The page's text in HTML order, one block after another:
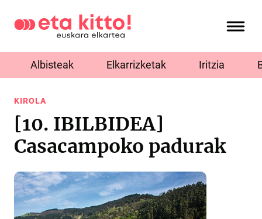
Albisteak Elkarrizketak Iritzia
KIROLA
[10. IBILBIDEA]
Casacampoko padurak